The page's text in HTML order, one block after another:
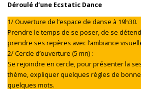
Déroulé d’une Ecstatic Dance
1/ Ouverture de l’espace de danse à 19h30.
Prendre le temps de se poser, de se
prendre ses repères avec l’ambiance
2/ Cercle d’ouverture (5 mn) :
Se rejoindre en cercle, pour présenter la
thème, expliquer quelques règles de
quelques mots.